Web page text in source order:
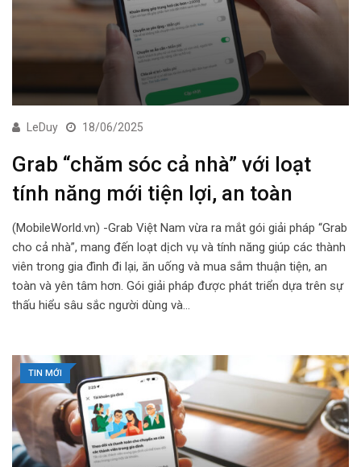
LeDuy 18/06/2025
Grab “chăm sóc cả nhà” với loạt
tính năng mới tiện lợi, an toàn
(MobileWorld.vn) -Grab Việt Nam vừa ra mắt gói giải pháp “Grab
cho cả nhà”, mang đến loạt dịch vụ và tính năng giúp các thành
viên trong gia đình đi lại, ăn uống và mua sắm thuận tiện, an
toàn và yên tâm hơn. Gói giải pháp được phát triển dựa trên sự
thấu hiểu sâu sắc người dùng và…
TIN MỚI